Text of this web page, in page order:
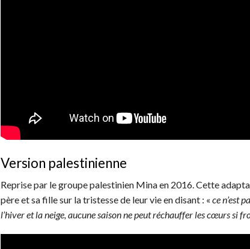
Version palestinienne
Reprise par le groupe palestinien Mina en 2016. Cette
père et sa fille sur la tristesse de leur vie en disant : «ce n’est
l’hiver et la neige, aucune saison ne peut réchauffer les cœurs si